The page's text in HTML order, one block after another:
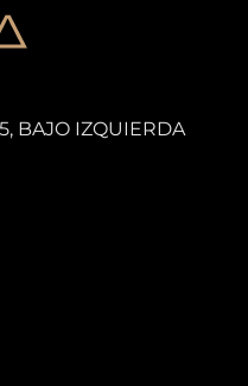
BAJO IZQUIERDA